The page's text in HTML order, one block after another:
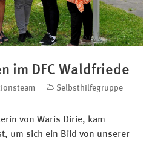
im DFC Waldfriede
Kategorien
Selbsthilfegruppe
von Waris Dirie, kam
um sich ein Bild von unserer